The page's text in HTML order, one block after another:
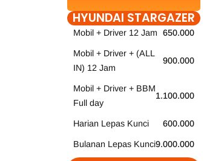
HYUNDAI STARGAZER
Mobil + Driver 12 Jam 650.000
Mobil + Driver + (ALL
IN) 12 Jam
900.000
Mobil + Driver + BBM
Full day
1.100.000
Harian Lepas Kunci 600.000
Bulanan Lepas Kunci9.000.000